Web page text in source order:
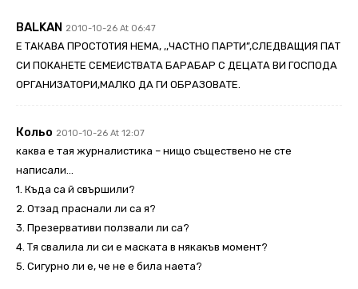
BALKAN 2010-10-26 At 06:47
Е ТАКАВА ПРОСТОТИЯ НЕМА, ,,ЧАСТНО ПАРТИ”,СЛЕДВАЩИЯ ПАТ
СИ ПОКАНЕТЕ СЕМЕИСТВАТА БАРАБАР С ДЕЦАТА ВИ ГОСПОДА
ОРГАНИЗАТОРИ,МАЛКО ДА ГИ ОБРАЗОВАТЕ.
Кольо 2010-10-26 At 12:07
каква е тая журналистика – нищо съществено не сте
написали…
1. Къда са й свършили?
2. Отзад праснали ли са я?
3. Презервативи ползвали ли са?
4. Тя свалила ли си е маската в някакъв момент?
5. Сигурно ли е, че не е била наета?